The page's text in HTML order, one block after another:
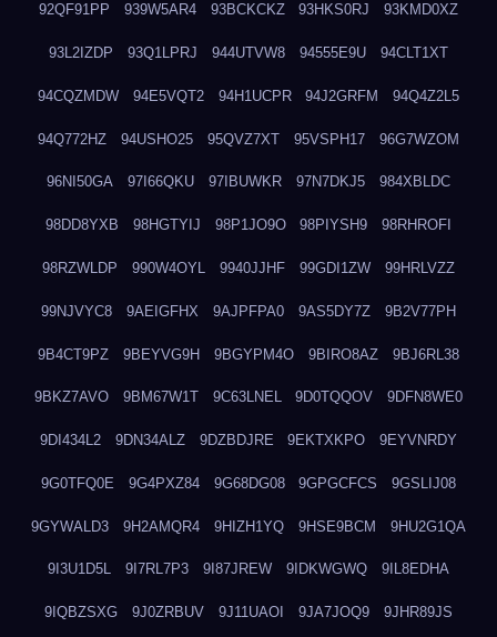
92QF91PP 939W5AR4 93BCKCKZ 93HKS0RJ 93KMD0XZ
93L2IZDP 93Q1LPRJ 944UTVW8 94555E9U 94CLT1XT
94CQZMDW 94E5VQT2 94H1UCPR 94J2GRFM 94Q4Z2L5
94Q772HZ 94USHO25 95QVZ7XT 95VSPH17 96G7WZOM
96NI50GA 97I66QKU 97IBUWKR 97N7DKJ5 984XBLDC
98DD8YXB 98HGTYIJ 98P1JO9O 98PIYSH9 98RHROFI
98RZWLDP 990W4OYL 9940JJHF 99GDI1ZW 99HRLVZZ
99NJVYC8 9AEIGFHX 9AJPFPA0 9AS5DY7Z 9B2V77PH
9B4CT9PZ 9BEYVG9H 9BGYPM4O 9BIRO8AZ 9BJ6RL38
9BKZ7AVO 9BM67W1T 9C63LNEL 9D0TQQOV 9DFN8WE0
9DI434L2 9DN34ALZ 9DZBDJRE 9EKTXKPO 9EYVNRDY
9G0TFQ0E 9G4PXZ84 9G68DG08 9GPGCFCS 9GSLIJ08
9GYWALD3 9H2AMQR4 9HIZH1YQ 9HSE9BCM 9HU2G1QA
9I3U1D5L 9I7RL7P3 9I87JREW 9IDKWGWQ 9IL8EDHA
9IQBZSXG 9J0ZRBUV 9J11UAOI 9JA7JOQ9 9JHR89JS